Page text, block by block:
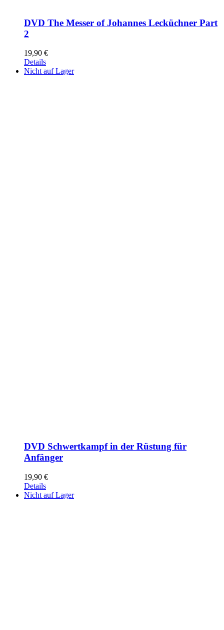
DVD The Messer of Johannes Lecküchner Part
2
19,90 €
Details
Nicht auf Lager
DVD Schwertkampf in der Rüstung für
Anfänger
19,90 €
Details
Nicht auf Lager